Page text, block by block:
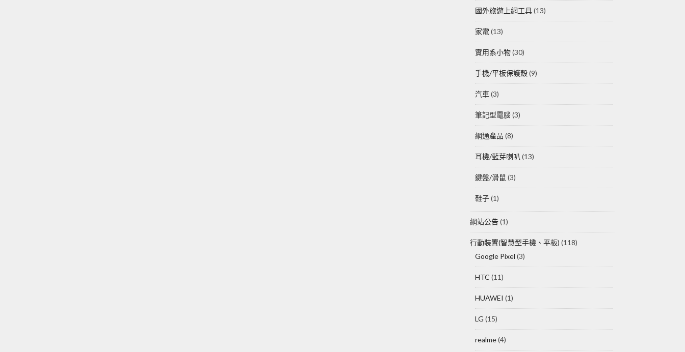
國外旅遊上網工具(13)
家電 (13)
實用系小物(30)
手機/平板保護殼(9)
汽車 (3)
筆記型電腦(3)
網通產品 (8)
耳機/藍芽喇叭 (13)
鍵盤/滑鼠 (3)
鞋子(1)
網站公告(1)
行動裝置(智慧型手機、平板) (118)
Google Pixel (3)
HTC (11)
HUAWEI (1)
LG (15)
realme(4)